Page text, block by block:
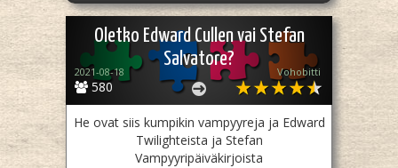
Oletko Edward Cullen vai Stefan
Salvatore?
580
2021-08-18 Vohobitti
He ovat siis kumpikin vampyyreja ja Edward
Twilighteista ja Stefan
Vampyyripäiväkirjoista